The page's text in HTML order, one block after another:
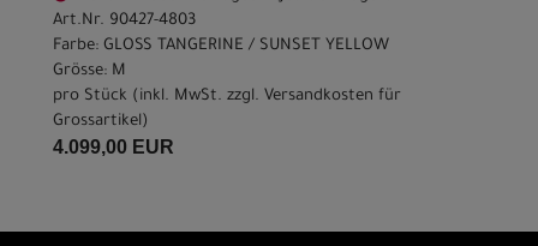
Art.Nr. 90427-4803
Farbe: GLOSS TANGERINE / SUNSET YELLOW
Grösse: M
pro Stück (inkl. MwSt. zzgl. Versandkosten für
Grossartikel)
4.099,00 EUR